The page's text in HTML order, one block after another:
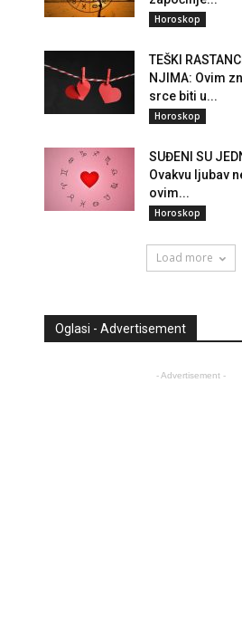
Horoskop
TEŠKI
NJIMA: Ovim
srce biti u...
Horoskop
SUĐENI SU
Ovakvu ljubav
ovim...
Horoskop
Load more
Oglasi - Advertisement
- Advertisement -